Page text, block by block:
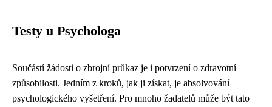
Testy u Psychologa
Součástí žádosti o zbrojní průkaz je i potvrzení o zdravotní
způsobilosti. Jedním z kroků, jak ji získat, je absolvování
psychologického vyšetření. Pro mnoho žadatelů může být tato